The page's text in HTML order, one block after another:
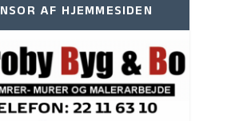
AF HJEMMESIDEN